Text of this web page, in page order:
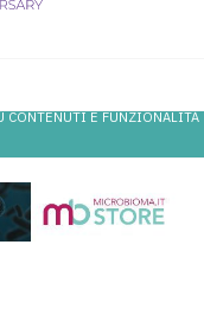
CONTENUTI E FUNZIONALITÀ